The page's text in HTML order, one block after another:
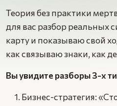
Теория без практики
для вас разбор реальных
карту и показываю свой
как связываю знаки, как
Вы увидите разборы 3-х
Бизнес-стратегия: